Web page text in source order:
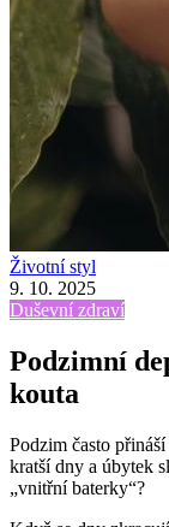
Životní styl
9. 10. 2025
Duševní zdraví
Podzimní
kouta
Podzim často
kratší dny a úbytek
„vnitřní baterky“?